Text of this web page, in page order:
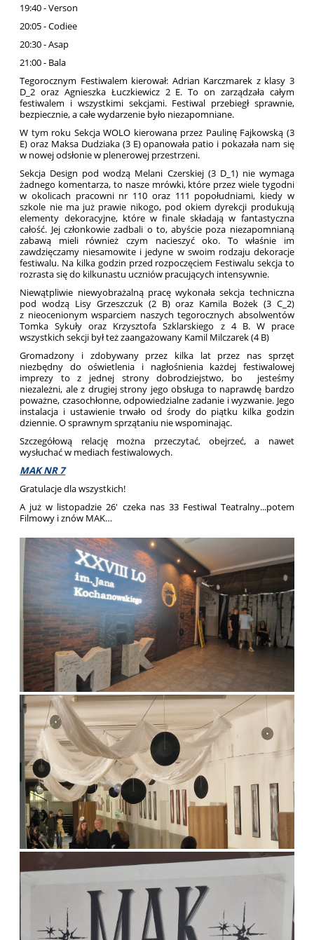
19:40 - Verson
20:05 - Codiee
20:30 - Asap
21:00 - Bala
Tegorocznym Festiwalem kierował: Adrian Karczmarek z klasy 3
D_2 oraz Agnieszka Łuczkiewicz 2 E. To on zarządzała całym
festiwalem i wszystkimi sekcjami. Festiwal przebiegł sprawnie,
bezpiecznie, a całe wydarzenie było niezapomniane.
W tym roku Sekcja WOLO kierowana przez Paulinę Fajkowską (3
E) oraz Maksa Dudziaka (3 E) opanowała patio i pokazała nam się
w nowej odsłonie w plenerowej przestrzeni.
Sekcja Design pod wodzą Melani Czerskiej (3 D_1) nie wymaga
żadnego komentarza, to nasze mrówki, które przez wiele tygodni
w okolicach pracowni nr 110 oraz 111 popołudniami, kiedy w
szkole nie ma już prawie nikogo, pod okiem dyrekcji produkują
elementy dekoracyjne, które w finale składają w fantastyczna
całość. Jej członkowie zadbali o to, abyście poza niezapomnianą
zabawą mieli również czym nacieszyć oko. To właśnie im
zawdzięczamy niesamowite i jedyne w swoim rodzaju dekoracje
festiwalu. Na kilka godzin przed rozpoczęciem Festiwalu sekcja to
rozrasta się do kilkunastu uczniów pracujących intensywnie.
Niewątpliwie niewyobrażalną pracę wykonała sekcja techniczna
pod wodzą Lisy Grzeszczuk (2 B) oraz Kamila Bożek (3 C_2)
z nieocenionym wsparciem naszych tegorocznych absolwentów
Tomka Sykuły oraz Krzysztofa Szklarskiego z 4 B. W prace
wszystkich sekcji był też zaangażowany Kamil Milczarek (4 B)
Gromadzony i zdobywany przez kilka lat przez nas sprzęt
niezbędny do oświetlenia i nagłośnienia każdej festiwalowej
imprezy to z jednej strony dobrodziejstwo, bo jesteśmy
niezależni, ale z drugiej strony jego obsługa to naprawdę bardzo
poważne, czasochłonne, odpowiedzialne zadanie i wyzwanie. Jego
instalacja i ustawienie trwało od środy do piątku kilka godzin
dziennie. O sprawnym sprzątaniu nie wspominając.
Szczegółową relację można przeczytać, obejrzeć, a nawet
wysłuchać w mediach festiwalowych.
MAK NR 7
Gratulacje dla wszystkich!
A już w listopadzie 26' czeka nas 33 Festiwal Teatralny...potem
Filmowy i znów MAK…